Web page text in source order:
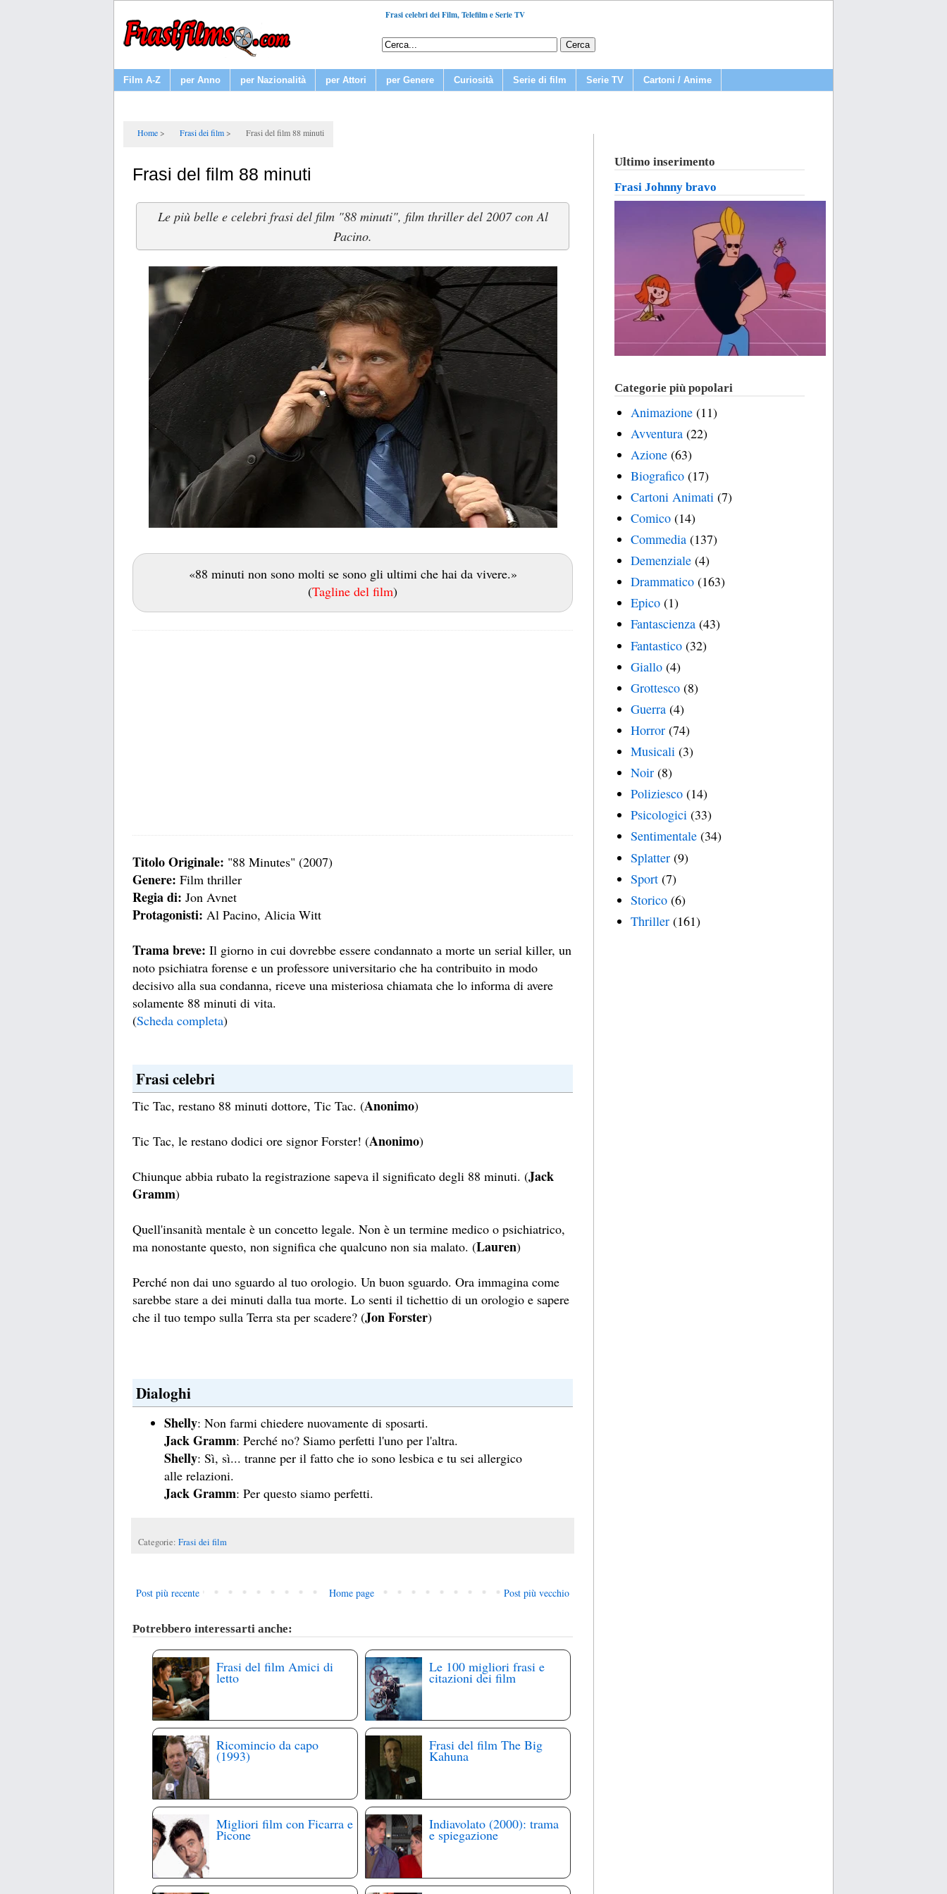
Frasi celebri dei Film, Telefilm e Serie TV
Film A-Z per Anno per Nazionalità per Attori per Genere Curiosità Serie di film Serie TV Cartoni / Anime
Home Frasi dei film Frasi del film 88 minuti
Frasi del film 88 minuti
Le più belle e celebri frasi del film "88 minuti", film thriller del 2007 con Al
Pacino.
«88 minuti non sono molti se sono gli ultimi che hai da vivere.»
(Tagline del film)
Titolo Originale: "88 Minutes" (2007)
Genere: Film thriller
Regia di: Jon Avnet
Protagonisti: Al Pacino, Alicia Witt
Trama breve: Il giorno in cui dovrebbe essere condannato a morte un serial killer, un
noto psichiatra forense e un professore universitario che ha contribuito in modo
decisivo alla sua condanna, riceve una misteriosa chiamata che lo informa di avere
solamente 88 minuti di vita.
(Scheda completa)
Frasi celebri
Tic Tac, restano 88 minuti dottore, Tic Tac. (Anonimo)
Tic Tac, le restano dodici ore signor Forster! (Anonimo)
Chiunque abbia rubato la registrazione sapeva il significato degli 88 minuti. (Jack
Gramm)
Quell'insanità mentale è un concetto legale. Non è un termine medico o psichiatrico,
ma nonostante questo, non significa che qualcuno non sia malato. (Lauren)
Perché non dai uno sguardo al tuo orologio. Un buon sguardo. Ora immagina come
sarebbe stare a dei minuti dalla tua morte. Lo senti il tichettio di un orologio e sapere
che il tuo tempo sulla Terra sta per scadere? (Jon Forster)
Dialoghi
Shelly: Non farmi chiedere nuovamente di sposarti.
Jack Gramm: Perché no? Siamo perfetti l'uno per l'altra.
Shelly: Sì, sì... tranne per il fatto che io sono lesbica e tu sei allergico
alle relazioni.
Jack Gramm: Per questo siamo perfetti.
Categorie: Frasi dei film
Post più recente Post più vecchio
Home page
Potrebbero interessarti anche:
Frasi del film Amici di
letto
Le 100 migliori frasi e
citazioni dei film
Ricomincio da capo
(1993)
Frasi del film The Big
Kahuna
Migliori film con Ficarra e
Picone
Indiavolato (2000): trama
e spiegazione
Ultimo inserimento
Frasi Johnny bravo
Categorie più popolari
Animazione (11)
Avventura (22)
Azione (63)
Biografico (17)
Cartoni Animati (7)
Comico (14)
Commedia (137)
Demenziale (4)
Drammatico (163)
Epico (1)
Fantascienza (43)
Fantastico (32)
Giallo (4)
Grottesco (8)
Guerra (4)
Horror (74)
Musicali (3)
Noir (8)
Poliziesco (14)
Psicologici (33)
Sentimentale (34)
Splatter (9)
Sport (7)
Storico (6)
Thriller (161)